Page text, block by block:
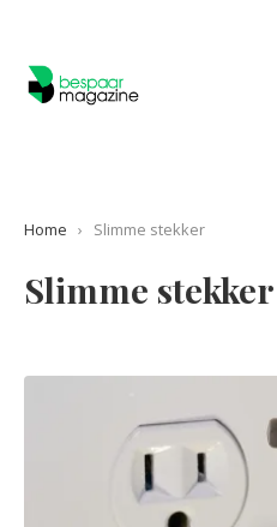
Home › Slimme stekker
Slimme stekker